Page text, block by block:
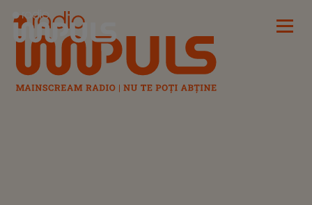
Radio Impuls